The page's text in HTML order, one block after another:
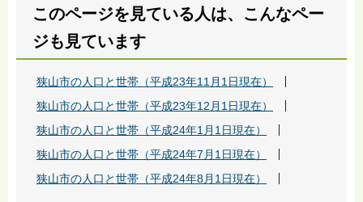
このページを見ている人は、こんなペー
ジも見ています
狭山市の人口と世帯（平成23年11月1日現在）
狭山市の人口と世帯（平成23年12月1日現在）
狭山市の人口と世帯（平成24年1月1日現在）
狭山市の人口と世帯（平成24年7月1日現在）
狭山市の人口と世帯（平成24年8月1日現在）